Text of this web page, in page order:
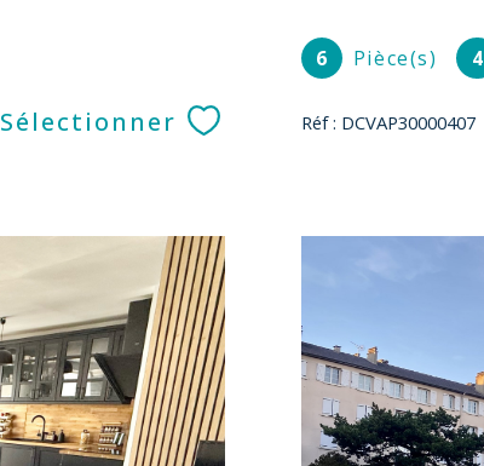
Sélectionner
6 Pièce(s) 4
Réf : DCVAP30000407